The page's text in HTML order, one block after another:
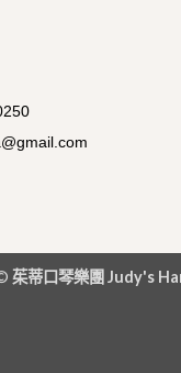
茱蒂口琴樂團 Judy's